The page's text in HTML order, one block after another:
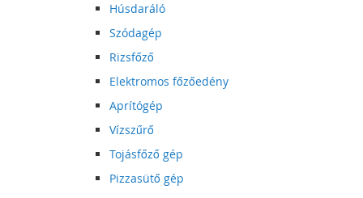
Húsdaráló
Szódagép
Rizsfőző
Elektromos főzőedény
Aprítógép
Vízszűrő
Tojásfőző gép
Pizzasütő gép